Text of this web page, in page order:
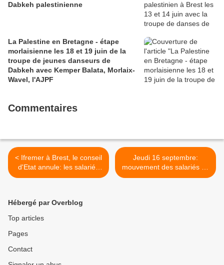
Dabkeh palestinienne
La Palestine en Bretagne - étape
morlaisienne les 18 et 19 juin de la
troupe de jeunes danseurs de
Dabkeh avec Kemper Balata, Morlaix-
Wavel, l'AJPF
Commentaires
< Ifremer à Brest, le conseil
d'Etat annule: les salariés
ont été entendus mais le
Jeudi 16 septembre:
mouvement des salariés de
l'hôpital à Morlaix (Ouest-
Hébergé par Overblog
Top articles
Pages
Contact